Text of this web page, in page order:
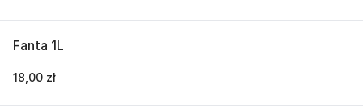
Fanta 1L
18,00 zł